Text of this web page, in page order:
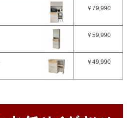
￥79,990
￥59,990
￥49,990